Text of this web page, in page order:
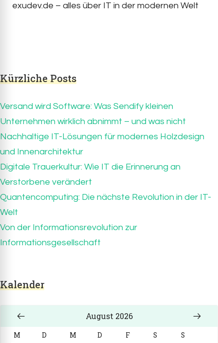
exudev.de – alles über IT in der modernen Welt
Kürzliche Posts
Versand wird Software: Was Sendify kleinen
Unternehmen wirklich abnimmt – und was nicht
Nachhaltige IT-Lösungen für modernes Holzdesign
und Innenarchitektur
Digitale Trauerkultur: Wie IT die Erinnerung an
Verstorbene verändert
Quantencomputing: Die nächste Revolution in der IT-
Welt
Von der Informationsrevolution zur
Informationsgesellschaft
Kalender
August 2026
M D M D F S S